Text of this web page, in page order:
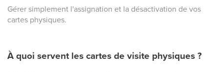
Gérer simplement l'assignation et la désactivation de vos
cartes physiques.
À quoi servent les cartes de visite physiques ?